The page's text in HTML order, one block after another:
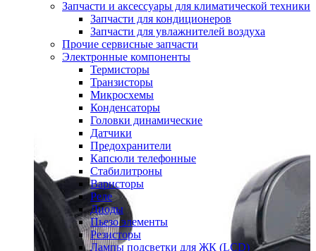
Запчасти и аксессуары для климатической техники
Запчасти для кондиционеров
Запчасти для увлажнителей воздуха
Прочие сервисные запчасти
Электронные компоненты
Термисторы
Транзисторы
Микросхемы
Конденсаторы
Головки динамические
Датчики
Предохранители
Капсюли телефонные
Стабилитроны
Варисторы
Реле
Диоды
Пьезо элементы
Резисторы
Лампы подсветки для ЖК (LCD)